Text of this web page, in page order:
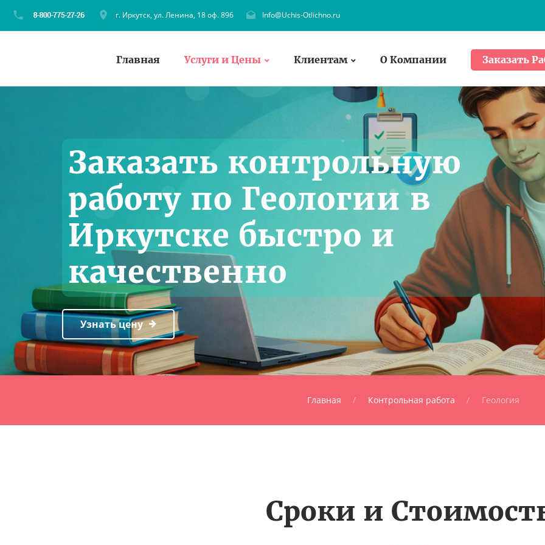
г. Иркутск, ул. Ленина, 18 оф. 896 Info@Uchis-Otlichno.ru
Главная Услуги и Цены Клиентам О Компании Заказать
Заказать контрольную
работу по Геологии в
Иркутске быстро и
качественно
Узнать цену
Главная Контрольная работа Геология
Сроки и